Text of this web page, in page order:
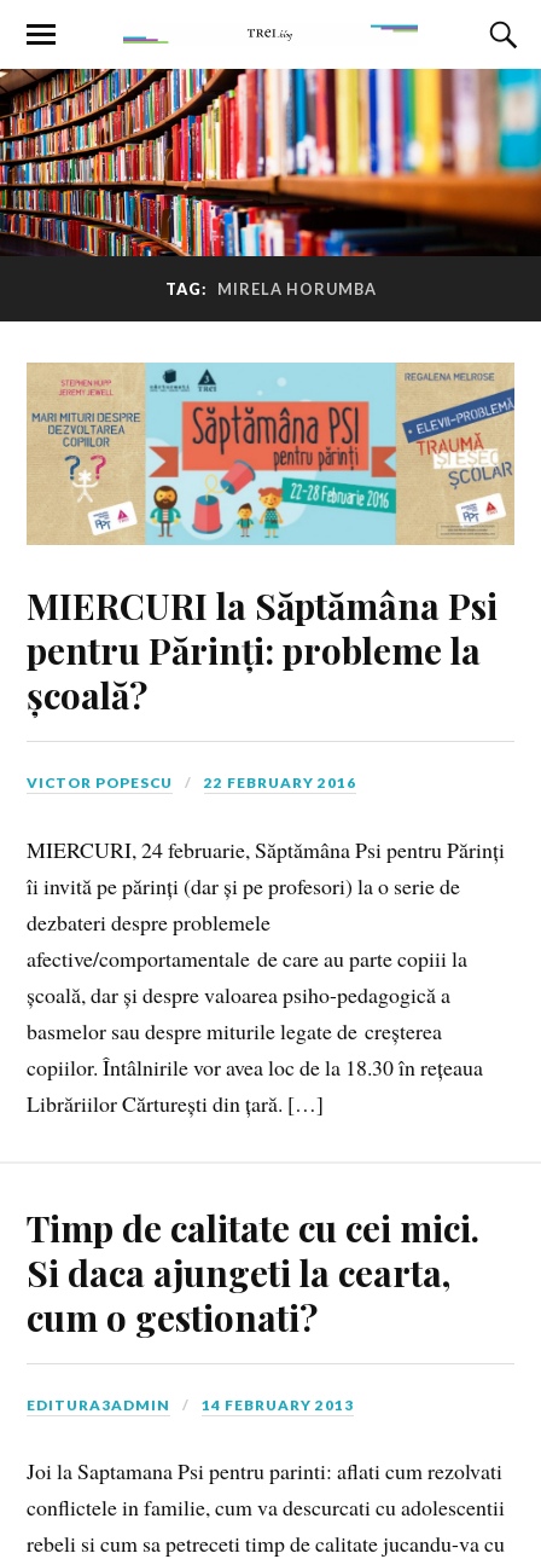
TAG: MIRELA HORUMBA
MIERCURI la Săptămâna Psi
pentru Părinți: probleme la
școală?
VICTOR POPESCU 22 FEBRUARY 2016
MIERCURI, 24 februarie, Săptămâna Psi pentru Părinți
îi invită pe părinți (dar și pe profesori) la o serie de
dezbateri despre problemele
afective/comportamentale de care au parte copiii la
școală, dar și despre valoarea psiho-pedagogică a
basmelor sau despre miturile legate de creșterea
copiilor. Întâlnirile vor avea loc de la 18.30 în rețeaua
Librăriilor Cărturești din țară. […]
Timp de calitate cu cei mici.
Si daca ajungeti la cearta,
cum o gestionati?
EDITURA3ADMIN 14 FEBRUARY 2013
Joi la Saptamana Psi pentru parinti: aflati cum rezolvati
conflictele in familie, cum va descurcati cu adolescentii
rebeli si cum sa petreceti timp de calitate jucandu-va cu